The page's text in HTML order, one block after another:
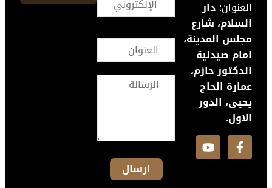
العنوان:دار
السلام، شارع
مجلس المدينة،
امام صيدلية
الدكتور حازم،
عمارة الحاج
يحيى، الدور
الاول.